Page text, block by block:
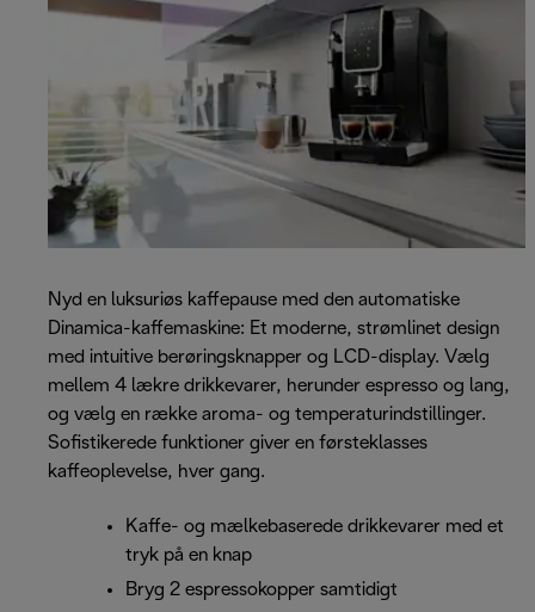
Nyd en luksuriøs kaffepause med den automatiske
Dinamica-kaffemaskine: Et moderne, strømlinet design
med intuitive berøringsknapper og LCD-display. Vælg
mellem 4 lækre drikkevarer, herunder espresso og lang,
og vælg en række aroma- og temperaturindstillinger.
Sofistikerede funktioner giver en førsteklasses
kaffeoplevelse, hver gang.
Kaffe- og mælkebaserede drikkevarer med et
tryk på en knap
Bryg 2 espressokopper samtidigt